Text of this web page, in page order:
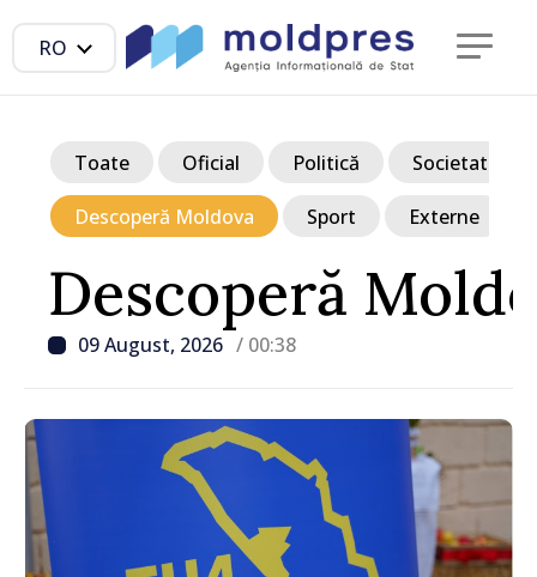
RO
Descoperă
09 August, 2026 / 00:38
Toate Oficial Politică Societate
Descoperă Moldova Sport Externe